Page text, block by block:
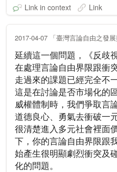
Link in context Link
2017-04-07 「臺灣言論自由之發
延續這一個問題，《反歧
在處理言論自由界限跟衝
走過來的課題已經完全不
這是在討論是否市場化的
威權體制時，我們爭取言
道德良心、勇氣去衝破一
很清楚進入多元社會裡面
下，你的言論自由界限跟
始產生很明顯劇烈衝突及
化的問題。